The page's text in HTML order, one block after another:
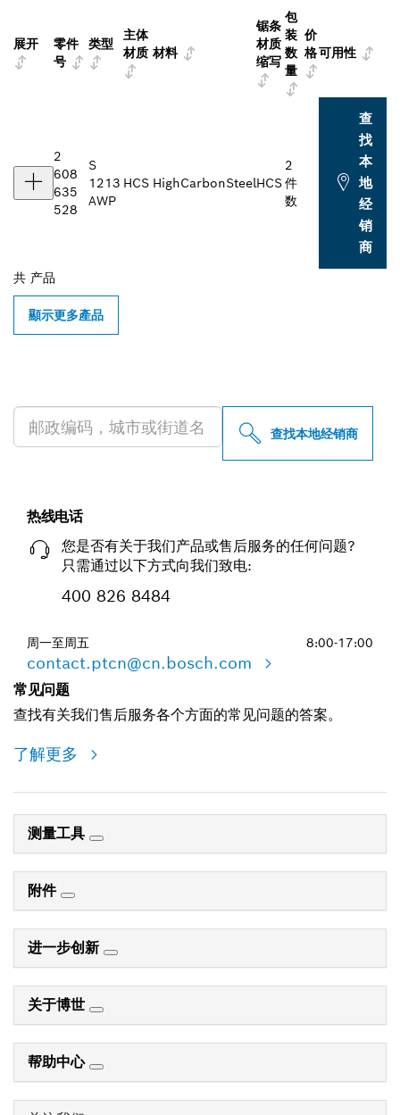
展开
零件
号
类型
主体
材质 材料
锯条
材质
缩写
包
装
数
量
价
格可用性
2
608
635
528
S
1213
AWP
HCS HighCarbonSteelHCS
2
件
数
查
找
本
地
经
销
商
共 产品
顯示更多產品
查找本地经销商
热线电话
您是否有关于我们产品或售后服务的任何问题?
只需通过以下方式向我们致电:
400 826 8484
周一至周五 8:00-17:00
contact.ptcn@cn.bosch.com
常见问题
查找有关我们售后服务各个方面的常见问题的答案。
了解更多
测量工具
附件
进一步创新
关于博世
帮助中心